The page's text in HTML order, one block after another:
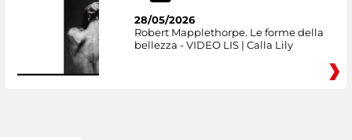
28/05/2026
Robert Mapplethorpe. Le forme della
bellezza - VIDEO LIS | Calla Lily